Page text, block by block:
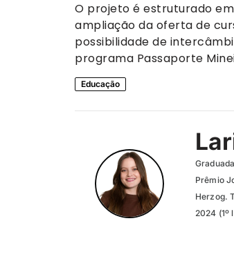
O projeto é estruturado
ampliação da oferta de
possibilidade de
programa Passaporte
Educação
Prêmio
Herzog.
2024 (1º